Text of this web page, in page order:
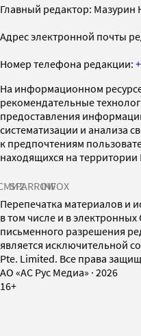
Главный редактор:
Адрес электронной почты
Номер телефона редакции:
На информационном
рекомендательные
предоставления
систематизации и анализа
к предпочтениям
находящихся на
SPARROWINFOX
Перепечатка материалов и
в том числе и в
письменного разрешения
является исключительной
Pte. Limited. Все права
AO «АС Рус Медиа» · 2026
16+